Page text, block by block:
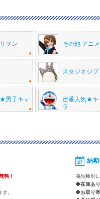
ヲン その他 アニ
スタジオジブ
男子キャ
定番人気★キ
ラ
料！
。
納
商品種別
◆在庫あ
◆お取り